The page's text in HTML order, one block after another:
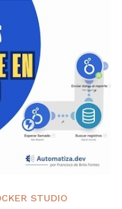
STUDIO